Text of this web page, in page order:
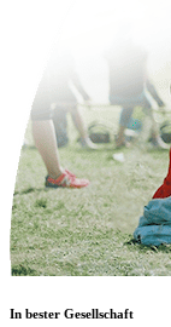
In bester Gesellschaft